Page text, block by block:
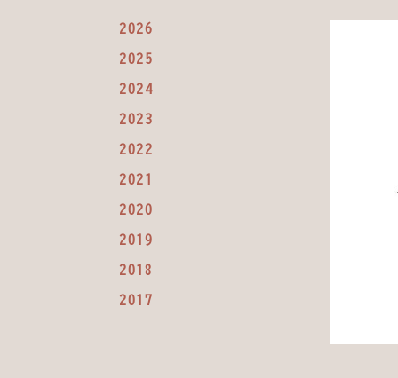
2026
2025
2024
2023
2022
2021
2020
2019
2018
2017